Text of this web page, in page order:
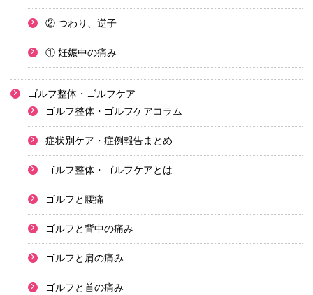
② つわり、逆子
① 妊娠中の痛み
ゴルフ整体・ゴルフケア
ゴルフ整体・ゴルフケアコラム
症状別ケア・症例報告まとめ
ゴルフ整体・ゴルフケアとは
ゴルフと腰痛
ゴルフと背中の痛み
ゴルフと肩の痛み
ゴルフと首の痛み